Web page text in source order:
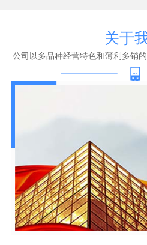
关于
公司以多品种经营特色和薄利多销